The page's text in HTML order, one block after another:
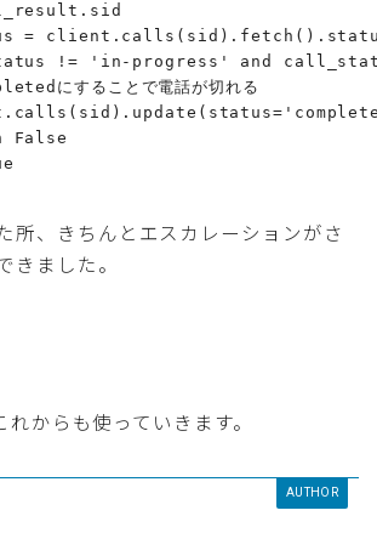
=
!= 'in-progress' and
にすることで電話が切れる
False
所、きちんとエスカレーションがさ
きました。
からも使っていきます。
AUTHOR